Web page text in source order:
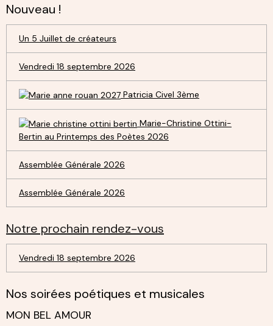
Nouveau !
Un 5 Juillet de créateurs
Vendredi 18 septembre 2026
Patricia Civel 3ème
Marie-Christine Ottini-
Bertin au Printemps des Poètes 2026
Assemblée Générale 2026
Assemblée Générale 2026
Notre prochain rendez-vous
Vendredi 18 septembre 2026
Nos soirées poétiques et musicales
MON BEL AMOUR